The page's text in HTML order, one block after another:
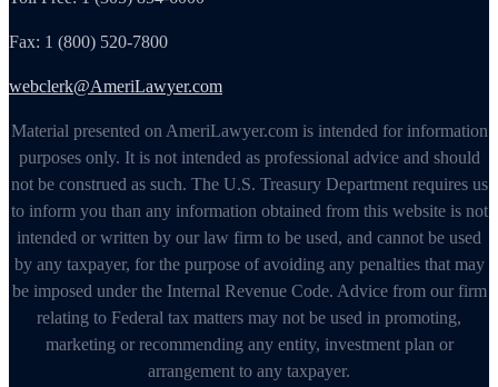
Fax: 1 (800) 520-7800
webclerk@AmeriLawyer.com
Material presented on AmeriLawyer.com is intended for information
purposes only. It is not intended as professional advice and should
not be construed as such. The U.S. Treasury Department requires us
to inform you than any information obtained from this website is not
intended or written by our law firm to be used, and cannot be used
by any taxpayer, for the purpose of avoiding any penalties that may
be imposed under the Internal Revenue Code. Advice from our firm
relating to Federal tax matters may not be used in promoting,
marketing or recommending any entity, investment plan or
arrangement to any taxpayer.